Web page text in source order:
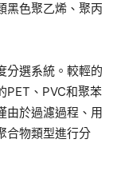
黑色聚乙烯、聚丙
分選系統。較輕的
PET、PVC和聚苯
由於過濾過程、用
合物類型進行分